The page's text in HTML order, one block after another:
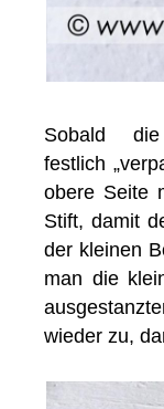
Sobald die
festlich
obere Seite
Stift, damit
der kleinen
man die
wieder zu,